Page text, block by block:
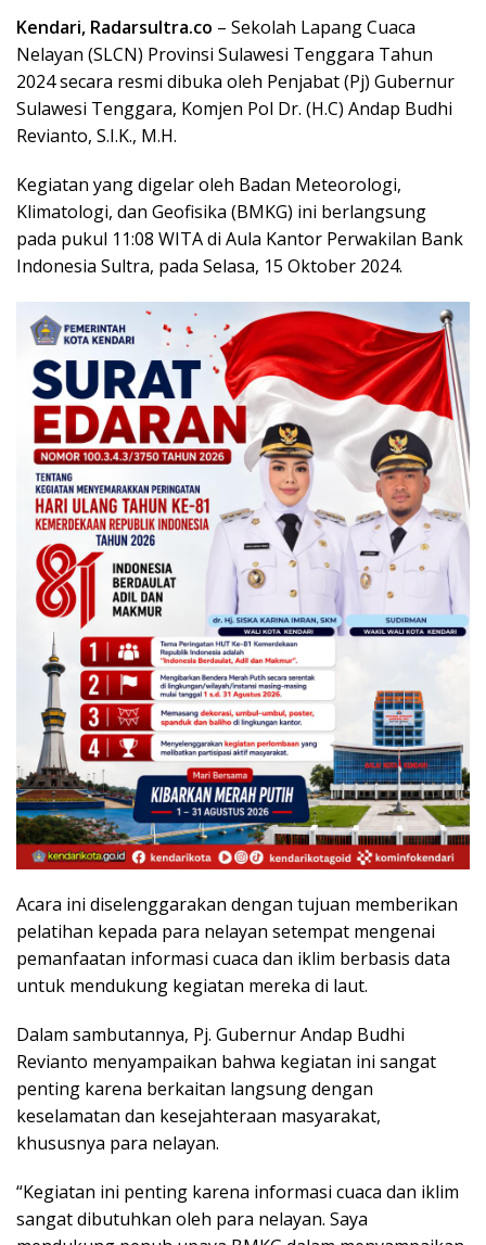
Kendari, Radarsultra.co – Sekolah Lapang Cuaca
Nelayan (SLCN) Provinsi Sulawesi Tenggara Tahun
2024 secara resmi dibuka oleh Penjabat (Pj) Gubernur
Sulawesi Tenggara, Komjen Pol Dr. (H.C) Andap Budhi
Revianto, S.I.K., M.H.
Kegiatan yang digelar oleh Badan Meteorologi,
Klimatologi, dan Geofisika (BMKG) ini berlangsung
pada pukul 11:08 WITA di Aula Kantor Perwakilan Bank
Indonesia Sultra, pada Selasa, 15 Oktober 2024.
Acara ini diselenggarakan dengan tujuan memberikan
pelatihan kepada para nelayan setempat mengenai
pemanfaatan informasi cuaca dan iklim berbasis data
untuk mendukung kegiatan mereka di laut.
Dalam sambutannya, Pj. Gubernur Andap Budhi
Revianto menyampaikan bahwa kegiatan ini sangat
penting karena berkaitan langsung dengan
keselamatan dan kesejahteraan masyarakat,
khususnya para nelayan.
“Kegiatan ini penting karena informasi cuaca dan iklim
sangat dibutuhkan oleh para nelayan. Saya